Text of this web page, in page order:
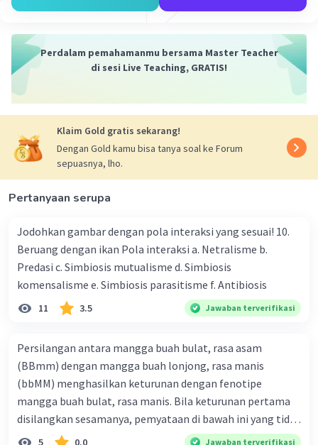
laki yang disekresi oleh sel interstitial arau sel
Balas
Perdalam pemahamanmu bersama Master Teacher
di sesi Live Teaching, GRATIS!
Klaim Gold gratis sekarang!
Dengan Gold kamu bisa tanya soal ke Forum
sepuasnya, lho.
Pertanyaan serupa
Jodohkan gambar dengan pola interaksi yang sesuai! 10.
Beruang dengan ikan Pola interaksi a. Netralisme b.
Predasi c. Simbiosis mutualisme d. Simbiosis
komensalisme e. Simbiosis parasitisme f. Antibiosis
11 3.5 Jawaban terverifikasi
Persilangan antara mangga buah bulat, rasa asam
(BBmm) dengan mangga buah lonjong, rasa manis
(bbMM) menghasilkan keturunan dengan fenotipe
mangga buah bulat, rasa manis. Bila keturunan pertama
disilangkan sesamanya, pemyataan di bawah ini yang tidak
benar mengenai keturunan yang dihasilkan dari
5 0.0 Jawaban terverifikasi